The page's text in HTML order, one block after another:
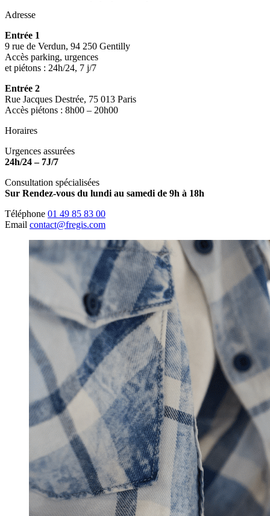
Adresse
Entrée 1
9 rue de Verdun, 94 250 Gentilly
Accès parking, urgences
et piétons : 24h/24, 7 j/7
Entrée 2
Rue Jacques Destrée, 75 013 Paris
Accès piétons : 8h00 – 20h00
Horaires
Urgences assurées
24h/24 – 7J/7
Consultation spécialisées
Sur Rendez-vous du lundi au samedi de 9h à 18h
Téléphone 01 49 85 83 00
Email contact@fregis.com